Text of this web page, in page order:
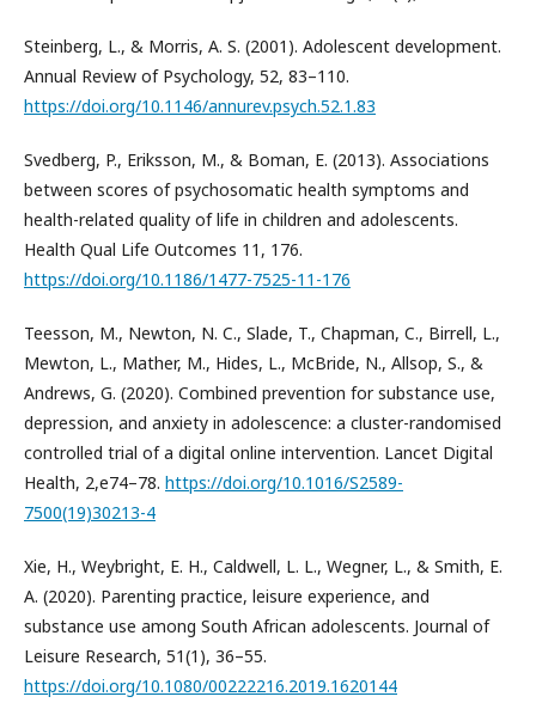
Steinberg, L., & Morris, A. S. (2001). Adolescent development.
Annual Review of Psychology, 52, 83–110.
https://doi.org/10.1146/annurev.psych.52.1.83
Svedberg, P., Eriksson, M., & Boman, E. (2013). Associations
between scores of psychosomatic health symptoms and
health-related quality of life in children and adolescents.
Health Qual Life Outcomes 11, 176.
https://doi.org/10.1186/1477-7525-11-176
Teesson, M., Newton, N. C., Slade, T., Chapman, C., Birrell, L.,
Mewton, L., Mather, M., Hides, L., McBride, N., Allsop, S., &
Andrews, G. (2020). Combined prevention for substance use,
depression, and anxiety in adolescence: a cluster-randomised
controlled trial of a digital online intervention. Lancet Digital
Health, 2,e74–78. https://doi.org/10.1016/S2589-
7500(19)30213-4
Xie, H., Weybright, E. H., Caldwell, L. L., Wegner, L., & Smith, E.
A. (2020). Parenting practice, leisure experience, and
substance use among South African adolescents. Journal of
Leisure Research, 51(1), 36–55.
https://doi.org/10.1080/00222216.2019.1620144